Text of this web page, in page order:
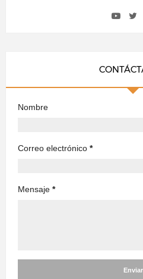
Nombre
Correo electrónico *
Mensaje *